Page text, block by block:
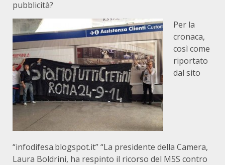
pubblicità?
Per la
cronaca,
così come
riportato
dal sito
“infodifesa.blogspot.it” “La presidente della Camera,
Laura Boldrini, ha respinto il ricorso del M5S contro